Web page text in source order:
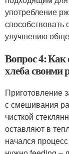
употребление
улучшению
Вопрос 4: Как
хлеба своими
Приготовление
с смешивания
чисткой
оставляют в
начался